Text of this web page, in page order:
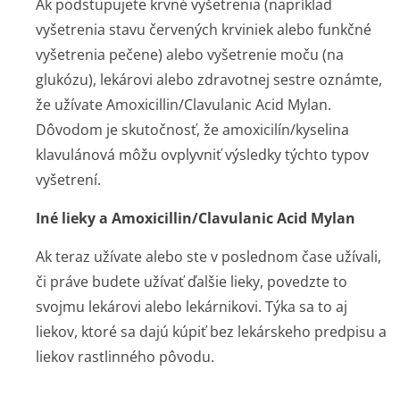
Ak podstupujete krvné vyšetrenia (napríklad
vyšetrenia stavu červených krviniek alebo funkčné
vyšetrenia pečene) alebo vyšetrenie moču (na
glukózu), lekárovi alebo zdravotnej sestre oznámte,
že užívate Amoxicillin/Cla­vulanic Acid Mylan.
Dôvodom je skutočnosť, že amoxicilín/kyselina
klavulánová môžu ovplyvniť výsledky týchto typov
vyšetrení.
Iné lieky a Amoxicillin/Cla­vulanic Acid Mylan
Ak teraz užívate alebo ste v poslednom čase užívali,
či práve budete užívať ďalšie lieky, povedzte to
svojmu lekárovi alebo lekárnikovi. Týka sa to aj
liekov, ktoré sa dajú kúpiť bez lekárskeho predpisu a
liekov rastlinného pôvodu.